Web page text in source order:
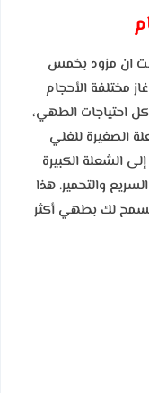
ان مزود بخمس
مختلفة الأحجام
احتياجات الطهي،
الصغيرة للغلي
الشعلة الكبيرة
والتحمير. هذا
يسمح لك بطهي أكثر